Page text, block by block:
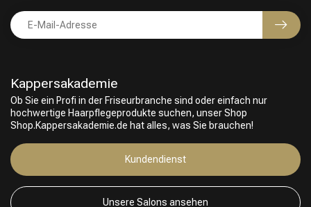
Kappersakademie
Ob Sie ein Profi in der Friseurbranche sind oder einfach nur
hochwertige Haarpflegeprodukte suchen, unser Shop
Shop.Kappersakademie.de hat alles, was Sie brauchen!
Kundendienst
Unsere Salons ansehen